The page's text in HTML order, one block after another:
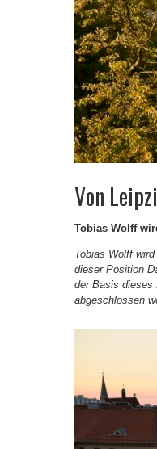
Von
Tobias Wolff
Tobias Wolff
dieser Position
der Basis dieses
abgeschlossen